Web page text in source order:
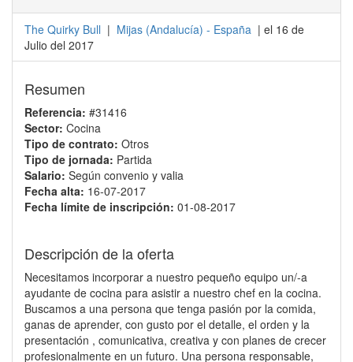
The Quirky Bull | Mijas (Andalucía) - España | el 16 de
Julio del 2017
Resumen
Referencia: #31416
Sector: Cocina
Tipo de contrato: Otros
Tipo de jornada: Partida
Salario: Según convenio y valia
Fecha alta: 16-07-2017
Fecha límite de inscripción: 01-08-2017
Descripción de la oferta
Necesitamos incorporar a nuestro pequeño equipo un/-a
ayudante de cocina para asistir a nuestro chef en la cocina.
Buscamos a una persona que tenga pasión por la comida,
ganas de aprender, con gusto por el detalle, el orden y la
presentación , comunicativa, creativa y con planes de crecer
profesionalmente en un futuro. Una persona responsable,